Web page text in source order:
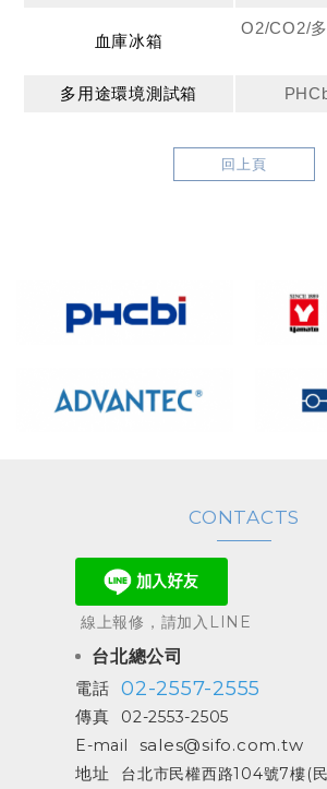
血庫冰箱
O2/CO2/
多用途環境測試箱
回上頁
CONTACTS
線上報修，請加入LINE
台北總公司
電話 02-2557-2555
傳真
02-2553-2505
E-mail
sales@sifo.com.tw
地址
台北市民權西路104號7樓(